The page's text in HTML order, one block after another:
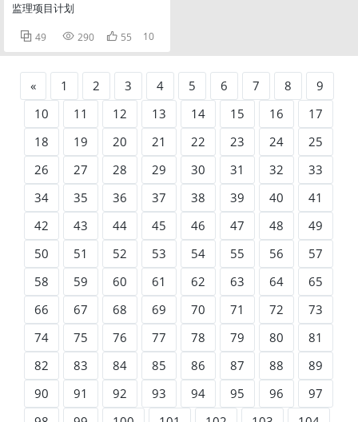
监理项目计划
 49  290  55 10
« 1 2 3 4 5 6 7 8
9
10
11 12 13 14 15 16
17
18
19 20 21 22 23 24
25
26
27 28 29 30 31 32
33
34
35 36 37 38 39 40
41
42
43 44 45 46 47 48
49
50
51 52 53 54 55 56
57
58
59 60 61 62 63 64
65
66
67 68 69 70 71 72
73
74
75 76 77 78 79 80
81
82
83 84 85 86 87 88
89
90
91 92 93 94 95 96
97